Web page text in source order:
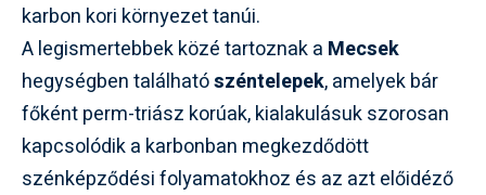
karbon kori környezet tanúi.
A legismertebbek közé tartoznak a Mecsek
hegységben találhatószéntelepek, amelyek bár
főként perm-triász korúak, kialakulásuk szorosan
kapcsolódik a karbonban megkezdődött
szénképződési folyamatokhoz és az azt előidéző